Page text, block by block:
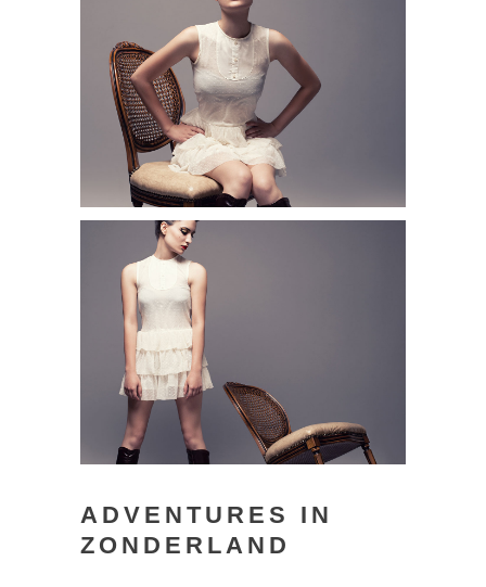
ADVENTURES IN
ZONDERLAND